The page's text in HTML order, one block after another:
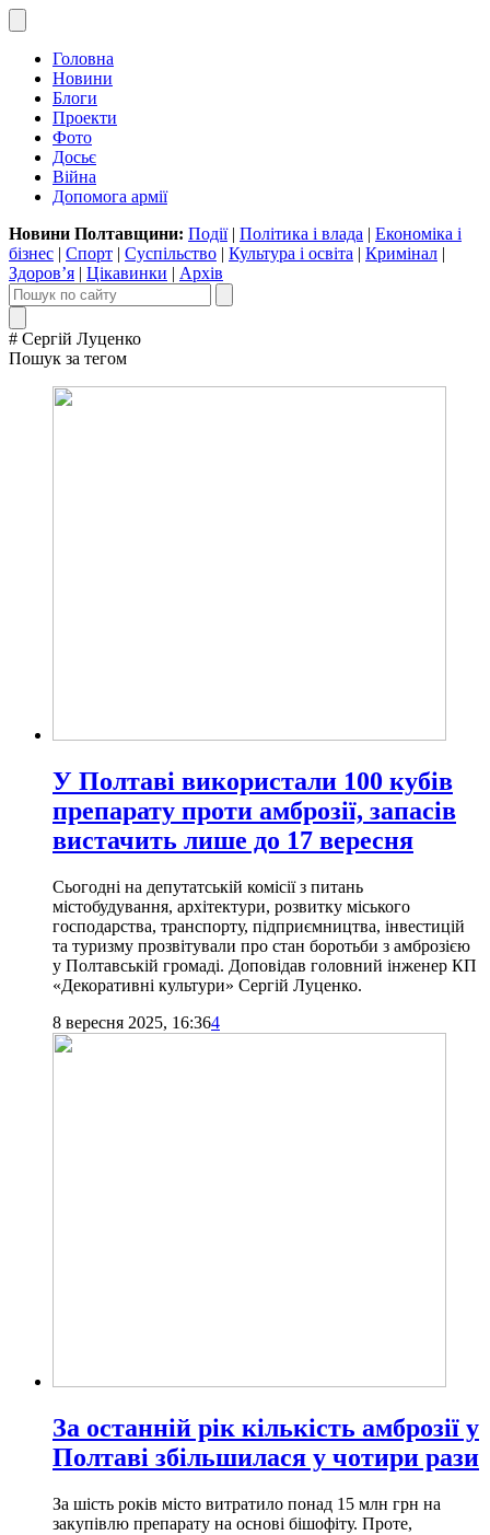
Головна
Новини
Блоги
Проекти
Фото
Досьє
Війна
Допомога армії
Новини Полтавщини: Події| Політика і влада | Економіка і
бізнес | Спорт | Суспільство | Культура і освіта | Кримінал |
Здоров’я | Цікавинки | Архів
# Сергій Луценко
Пошук за тегом
У Полтаві використали 100 кубів
препарату проти амброзії, запасів
вистачить лише до 17 вересня
Сьогодні на депутатській комісії з питань
містобудування, архітектури, розвитку міського
господарства, транспорту, підприємництва, інвестицій
та туризму прозвітували про стан боротьби з амброзією
у Полтавській громаді. Доповідав головний інженер КП
«Декоративні культури» Сергій Луценко.
8 вересня 2025, 16:364
За останній рік кількість амброзії у
Полтаві збільшилася у чотири рази
За шість років місто витратило понад 15 млн грн на
закупівлю препарату на основі бішофіту. Проте,